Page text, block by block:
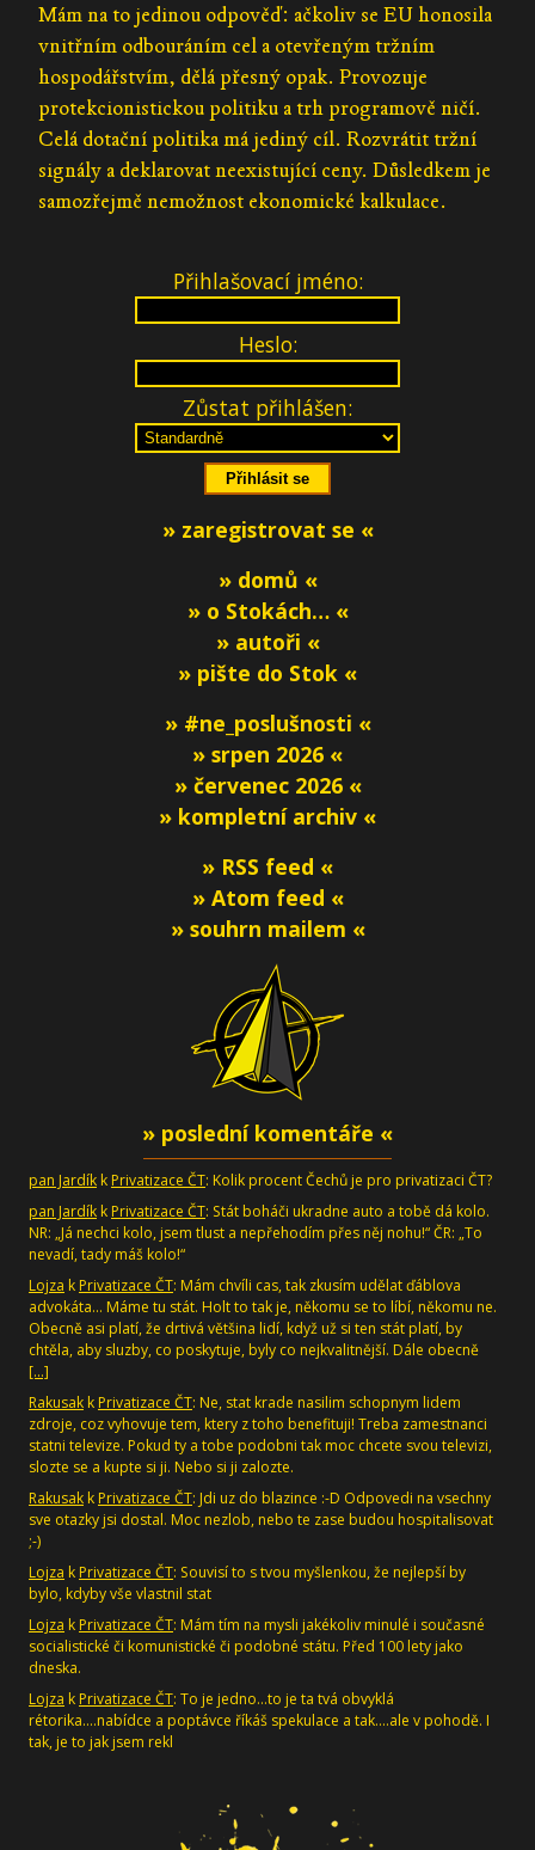
Mám na to jedinou odpověď: ačkoliv se EU honosila
vnitřním odbouráním cel a otevřeným tržním
hospodářstvím, dělá přesný opak. Provozuje
protekcionistickou politiku a trh programově ničí.
Celá dotační politika má jediný cíl. Rozvrátit tržní
signály a deklarovat neexistující ceny. Důsledkem je
samozřejmě nemožnost ekonomické kalkulace.
Přihlašovací jméno:
Heslo:
Zůstat přihlášen:
» zaregistrovat se «
» domů «
» o Stokách… «
» autoři «
» pište do Stok «
» #ne_poslušnosti «
» srpen 2026 «
» červenec 2026 «
» kompletní archiv «
» RSS feed «
» Atom feed «
» souhrn mailem «
» poslední komentáře «
pan Jardík k Privatizace ČT: Kolik procent Čechů je pro privatizaci ČT?
pan Jardík k Privatizace ČT: Stát boháči ukradne auto a tobě dá kolo.
NR: „Já nechci kolo, jsem tlust a nepřehodím přes něj nohu!“ ČR: „To
nevadí, tady máš kolo!“
Lojza k Privatizace ČT: Mám chvíli cas, tak zkusím udělat ďáblova
advokáta... Máme tu stát. Holt to tak je, někomu se to líbí, někomu ne.
Obecně asi platí, že drtivá většina lidí, když už si ten stát platí, by
chtěla, aby sluzby, co poskytuje, byly co nejkvalitnější. Dále obecně
[…]
Rakusak k Privatizace ČT: Ne, stat krade nasilim schopnym lidem
zdroje, coz vyhovuje tem, ktery z toho benefituji! Treba zamestnanci
statni televize. Pokud ty a tobe podobni tak moc chcete svou televizi,
slozte se a kupte si ji. Nebo si ji zalozte.
Rakusak k Privatizace ČT: Jdi uz do blazince :-D Odpovedi na vsechny
sve otazky jsi dostal. Moc nezlob, nebo te zase budou hospitalisovat
;-)
Lojza k Privatizace ČT: Souvisí to s tvou myšlenkou, že nejlepší by
bylo, kdyby vše vlastnil stat
Lojza k Privatizace ČT: Mám tím na mysli jakékoliv minulé i současné
socialistické či komunistické či podobné státu. Před 100 lety jako
dneska.
Lojza k Privatizace ČT: To je jedno...to je ta tvá obvyklá
rétorika....nabídce a poptávce říkáš spekulace a tak....ale v pohodě. I
tak, je to jak jsem rekl